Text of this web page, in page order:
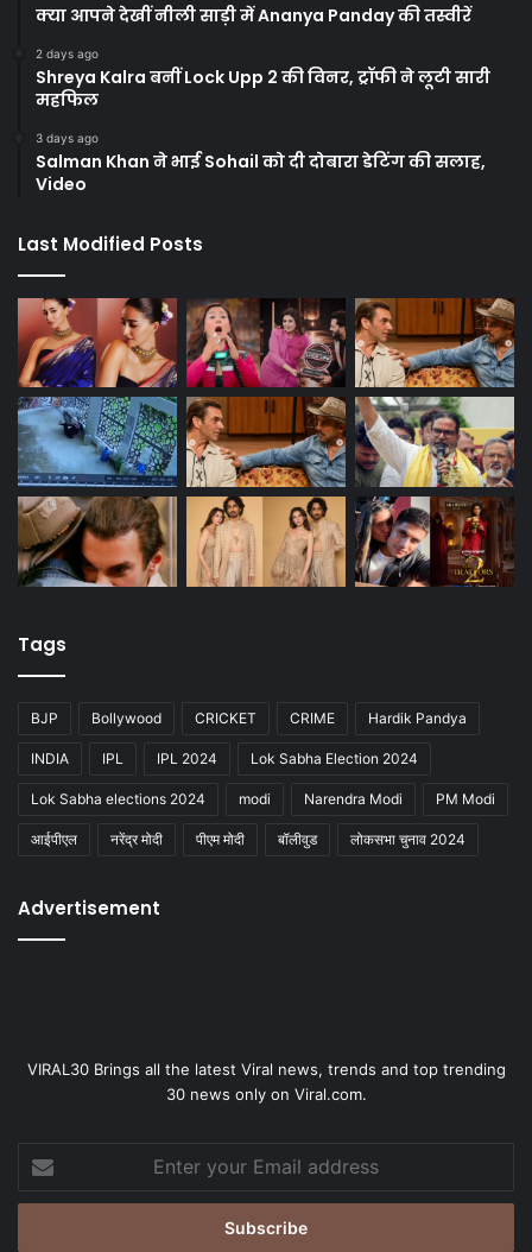
क्या आपने देखीं नीली साड़ी में Ananya Panday की तस्वीरें
2 days ago
Shreya Kalra बनीं Lock Upp 2 की विनर, ट्रॉफी ने लूटी सारी
महफिल
3 days ago
Salman Khan ने भाई Sohail को दी दोबारा डेटिंग की सलाह,
Video
Last Modified Posts
Tags
BJP Bollywood CRICKET CRIME Hardik Pandya
INDIA IPL IPL 2024 Lok Sabha Election 2024
Lok Sabha elections 2024 modi Narendra Modi PM Modi
आईपीएल नरेंद्र मोदी पीएम मोदी बॉलीवुड लोकसभा चुनाव 2024
Advertisement
VIRAL30 Brings all the latest Viral news, trends and top trending
30 news only on Viral.com.
your
Email